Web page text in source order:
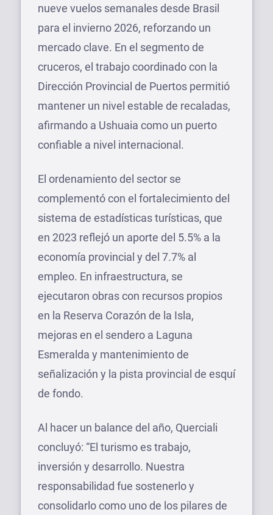
nueve vuelos semanales desde Brasil
para el invierno 2026, reforzando un
mercado clave. En el segmento de
cruceros, el trabajo coordinado con la
Dirección Provincial de Puertos permitió
mantener un nivel estable de recaladas,
afirmando a Ushuaia como un puerto
confiable a nivel internacional.
El ordenamiento del sector se
complementó con el fortalecimiento del
sistema de estadísticas turísticas, que
en 2023 reflejó un aporte del 5.5% a la
economía provincial y del 7.7% al
empleo. En infraestructura, se
ejecutaron obras con recursos propios
en la Reserva Corazón de la Isla,
mejoras en el sendero a Laguna
Esmeralda y mantenimiento de
señalización y la pista provincial de esquí
de fondo.
Al hacer un balance del año, Querciali
concluyó: “El turismo es trabajo,
inversión y desarrollo. Nuestra
responsabilidad fue sostenerlo y
consolidarlo como uno de los pilares de